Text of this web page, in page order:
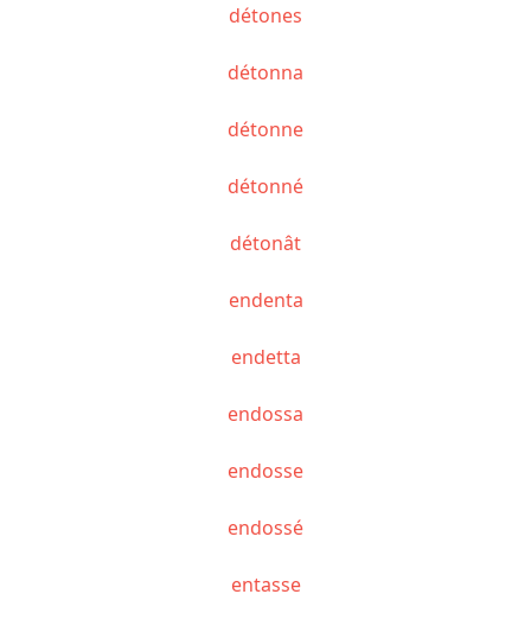
détones
détonna
détonne
détonné
détonât
endenta
endetta
endossa
endosse
endossé
entasse